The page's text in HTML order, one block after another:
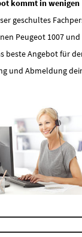
kommt in wenigen
geschultes
Peugeot 1007 und
beste Angebot für
und Abmeldung